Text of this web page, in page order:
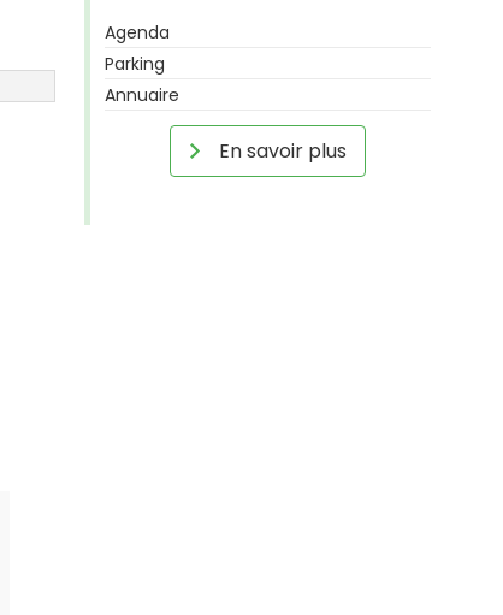
Agenda
Parking
Annuaire
En savoir plus